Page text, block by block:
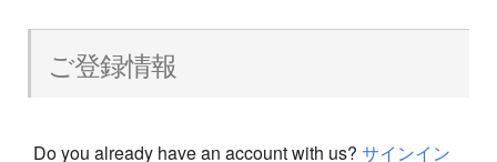
ご登録情報
Do you already have an account with us? サインイン